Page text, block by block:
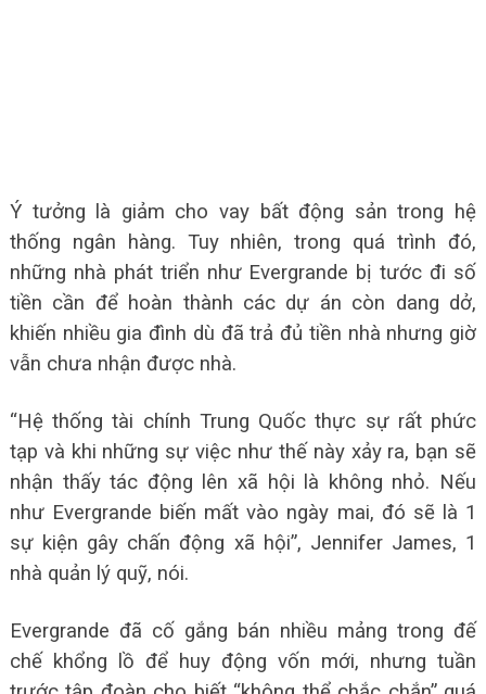
Ý tưởng là giảm cho vay bất động sản trong hệ
thống ngân hàng. Tuy nhiên, trong quá trình đó,
những nhà phát triển như Evergrande bị tước đi số
tiền cần để hoàn thành các dự án còn dang dở,
khiến nhiều gia đình dù đã trả đủ tiền nhà nhưng giờ
vẫn chưa nhận được nhà.
“Hệ thống tài chính Trung Quốc thực sự rất phức
tạp và khi những sự việc như thế này xảy ra, bạn sẽ
nhận thấy tác động lên xã hội là không nhỏ. Nếu
như Evergrande biến mất vào ngày mai, đó sẽ là 1
sự kiện gây chấn động xã hội”, Jennifer James, 1
nhà quản lý quỹ, nói.
Evergrande đã cố gắng bán nhiều mảng trong đế
chế khổng lồ để huy động vốn mới, nhưng tuần